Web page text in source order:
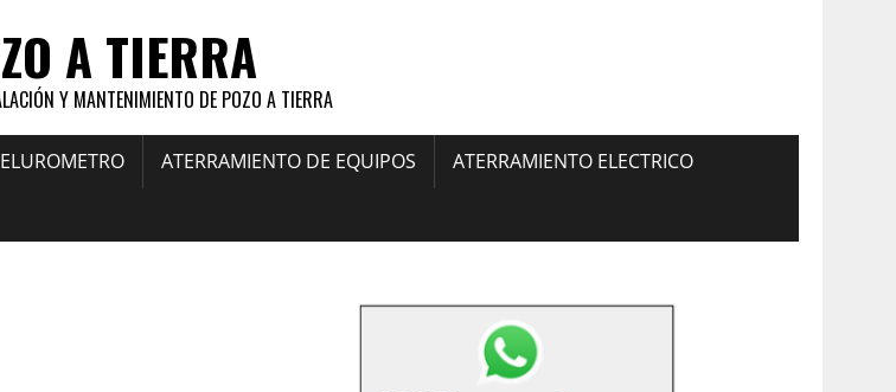
A TIERRA
Y MANTENIMIENTO DE POZO A TIERRA
ATERRAMIENTO DE EQUIPOS ATERRAMIENTO ELECTRICO